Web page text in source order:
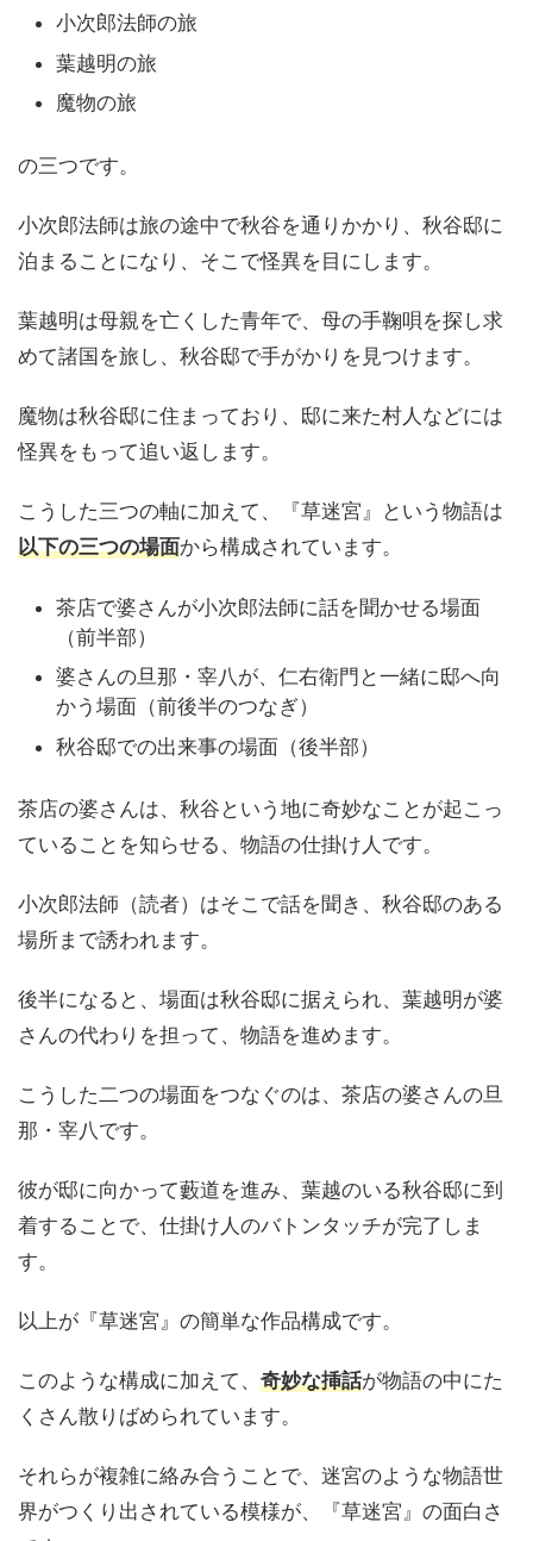
小次郎法師の旅
葉越明の旅
魔物の旅
の三つです。
小次郎法師は旅の途中で秋谷を通りかかり、秋谷邸に
泊まることになり、そこで怪異を目にします。
葉越明は母親を亡くした青年で、母の手鞠唄を探し求
めて諸国を旅し、秋谷邸で手がかりを見つけます。
魔物は秋谷邸に住まっており、邸に来た村人などには
怪異をもって追い返します。
こうした三つの軸に加えて、『草迷宮』という物語は
以下の三つの場面から構成されています。
茶店で婆さんが小次郎法師に話を聞かせる場面
（前半部）
婆さんの旦那・宰八が、仁右衛門と一緒に邸へ向
かう場面（前後半のつなぎ）
秋谷邸での出来事の場面（後半部）
茶店の婆さんは、秋谷という地に奇妙なことが起こっ
ていることを知らせる、物語の仕掛け人です。
小次郎法師（読者）はそこで話を聞き、秋谷邸のある
場所まで誘われます。
後半になると、場面は秋谷邸に据えられ、葉越明が婆
さんの代わりを担って、物語を進めます。
こうした二つの場面をつなぐのは、茶店の婆さんの旦
那・宰八です。
彼が邸に向かって藪道を進み、葉越のいる秋谷邸に到
着することで、仕掛け人のバトンタッチが完了しま
す。
以上が『草迷宮』の簡単な作品構成です。
このような構成に加えて、 奇妙な挿話が物語の中にた
くさん散りばめられています。
それらが複雑に絡み合うことで、迷宮のような物語世
界がつくり出されている模様が、『草迷宮』の面白さ